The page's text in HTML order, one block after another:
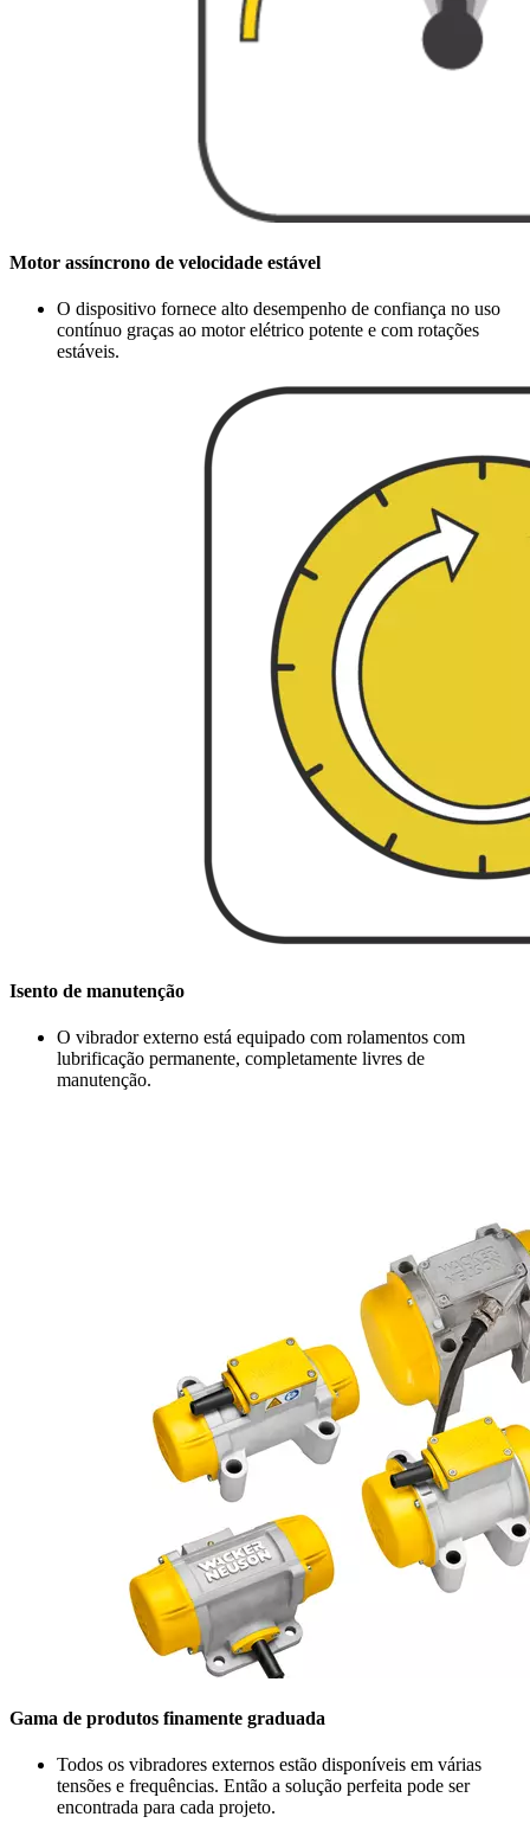
Motor assíncrono de velocidade estável
O dispositivo fornece alto desempenho de confiança no uso
contínuo graças ao motor elétrico potente e com rotações
estáveis.
Isento de manutenção
O vibrador externo está equipado com rolamentos com
lubrificação permanente, completamente livres de
manutenção.
Gama de produtos finamente graduada
Todos os vibradores externos estão disponíveis em várias
tensões e frequências. Então a solução perfeita pode ser
encontrada para cada projeto.